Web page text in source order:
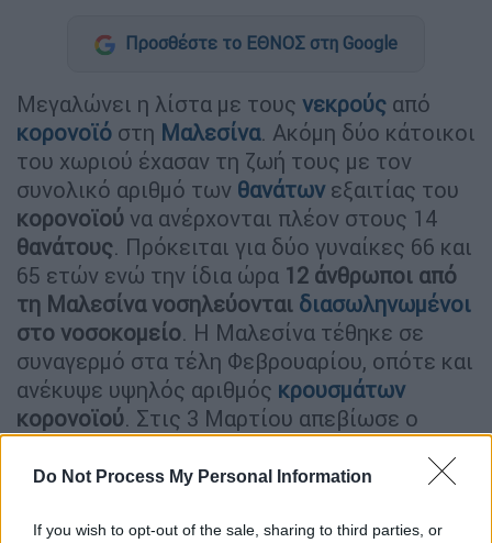
Do Not Process My Personal Information
If you wish to opt-out of the sale, sharing to third parties, or
Προσθέστε το ΕΘΝΟΣ στη Google
Μεγαλώνει η λίστα με τους νεκρούς από
κορονοϊό στη Μαλεσίνα. Ακόμη δύο κάτοικοι
του χωριού έχασαν τη ζωή τους με τον
συνολικό αριθμό των θανάτωνεξαιτίας του
κορονοϊού να ανέρχονται πλέον στους 14
θανάτους. Πρόκειται για δύο γυναίκες 66 και
65 ετών ενώ την ίδια ώρα 12 άνθρωποι από
τη Μαλεσίνα νοσηλεύονται διασωληνωμένοι
στο νοσοκομείο. Η Μαλεσίνα τέθηκε σε
συναγερμό στα τέλη Φεβρουαρίου, οπότε και
ανέκυψε υψηλός αριθμός κρουσμάτων
κορονοϊού. Στις 3 Μαρτίου απεβίωσε ο
«Από γάμο άρχισε η έκρηξη
κρουσμάτων»